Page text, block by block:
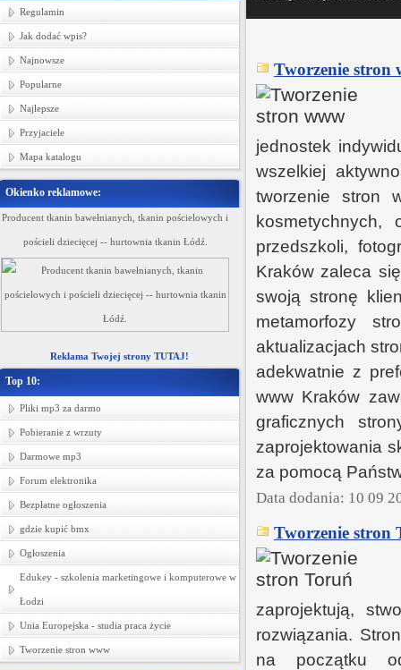
Regulamin
Jak dodać wpis?
Najnowsze
Popularne
Najlepsze
Przyjaciele
Mapa katalogu
Okienko reklamowe:
Producent tkanin bawełnianych, tkanin pościelowych i
pościeli dziecięcej -- hurtownia tkanin Łódź.
Ministerstwo Gadżetów
Reklama Twojej strony TUTAJ!
Top 10:
Pliki mp3 za darmo
Pobieranie z wrzuty
Darmowe mp3
Forum elektronika
Bezpłatne ogłoszenia
gdzie kupić bmx
Ogłoszenia
Edukey - szkolenia marketingowe i komputerowe w
Łodzi
Unia Europejska - studia praca życie
Tworzenie stron www
Tworzenie stron
jednostek
wszelkiej
tworzenie stron
kosmetychnych,
przedszkoli,
Kraków zaleca
swoją stronę
metamorfozy
aktualizacjach
adekwatnie z
www Kraków
graficznych
zaprojektowania
za pomocą
Data dodania: 10 09
Tworzenie stron
zaprojektują,
rozwiązania.
na początku